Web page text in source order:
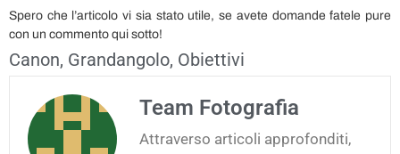
Spero che l’articolo vi sia stato utile, se avete domande fatele pure
con un commento qui sotto!
Canon, Grandangolo, Obiettivi
Team Fotografia
Attraverso articoli approfonditi,